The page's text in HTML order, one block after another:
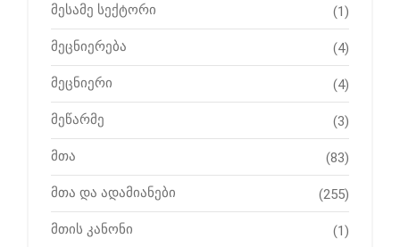
მესამე სექტორი (1)
მეცნიერება (4)
მეცნიერი (4)
მეწარმე (3)
მთა (83)
მთა და ადამიანები (255)
მთის კანონი (1)